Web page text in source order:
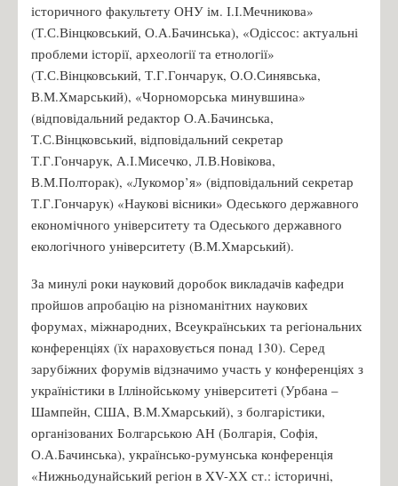
історичного факультету ОНУ ім. І.І.Мечникова»
(Т.С.Вінцковський, О.А.Бачинська), «Одіссос: актуальні
проблеми історії, археології та етнології»
(Т.С.Вінцковський, Т.Г.Гончарук, О.О.Синявська,
В.М.Хмарський), «Чорноморська минувшина»
(відповідальний редактор О.А.Бачинська,
Т.С.Вінцковський, відповідальний секретар
Т.Г.Гончарук, А.І.Мисечко, Л.В.Новікова,
В.М.Полторак), «Лукомор’я» (відповідальний секретар
Т.Г.Гончарук) «Наукові вісники» Одеського державного
економічного університету та Одеського державного
екологічного університету (В.М.Хмарський).
За минулі роки науковий доробок викладачів кафедри
пройшов апробацію на різноманітних наукових
форумах, міжнародних, Всеукраїнських та регіональних
конференціях (їх нараховується понад 130). Серед
зарубіжних форумів відзначимо участь у конференціях з
україністики в Іллінойському університеті (Урбана –
Шампейн, США, В.М.Хмарський), з болгарістики,
організованих Болгарською АН (Болгарія, Софія,
О.А.Бачинська), українсько-румунська конференція
«Нижньодунайський регіон в XV-ХХ ст.: історичні,